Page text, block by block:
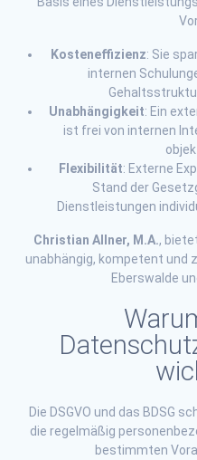
Kosteneffizienz: Sie
internen
Unabhängigkeit: Ein
ist frei von internen
Flexibilität: Externe
Stand der
Dienstleistungen
Christian Allner, M.A.,
unabhängig, kompetent und
Eberswalde
Die DSGVO und das BDSG
die regelmäßig
bestimmten